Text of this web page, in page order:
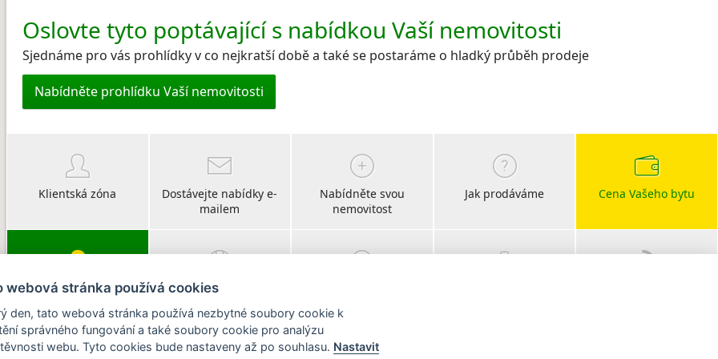
Oslovte tyto poptávající s nabídkou Vaší nemovitosti
Sjednáme pro vás prohlídky v co nejkratší době a také se postaráme o hladký průběh prodeje
Nabídněte prohlídku Vaší nemovitosti
Klientská zóna
Dostávejte nabídky e-
mailem
Nabídněte svou
nemovitost
Jak prodáváme Cena Vašeho bytu
Vyberte si svého
poradce
O CHIRŠ
Sledujte nás na:
webová stránka používá cookies
den, tato webová stránka používá nezbytné soubory cookie k
správného fungování a také soubory cookie pro analýzu
webu. Tyto cookies bude nastaveny až po souhlasu. Nastavit